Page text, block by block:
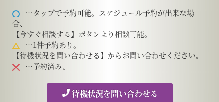
…タップで予約可能。スケジュール予約が出来な場
合、
【今すぐ相談する】ボタンより相談可能。
…1件予約あり。
【待機状況を問い合わせる】からお問い合わせください。
…予約済み。
待機状況を問い合わせる